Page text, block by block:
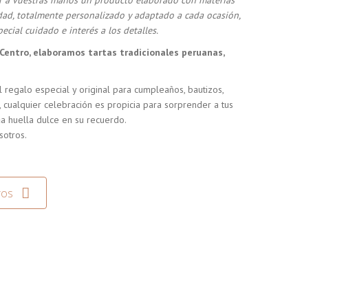
totalmente personalizado y adaptado a cada ocasión,
cuidado e interés a los detalles.
elaboramos tartas tradicionales peruanas,
especial y original para cumpleaños, bautizos,
cualquier celebración es propicia para sorprender a tus
huella dulce en su recuerdo.